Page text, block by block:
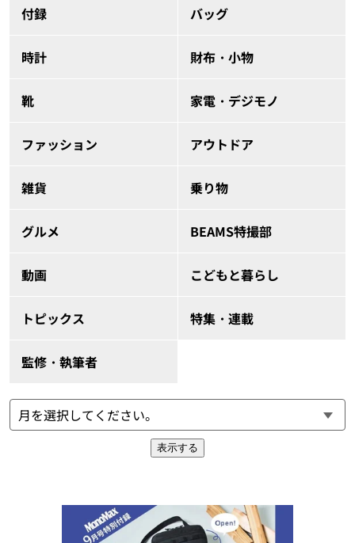
付録 バッグ
時計 財布・小物
靴 家電・デジモノ
ファッション アウトドア
雑貨 乗り物
グルメ BEAMS特撮部
動画 こどもと暮らし
トピックス 特集・連載
監修・執筆者
表示する